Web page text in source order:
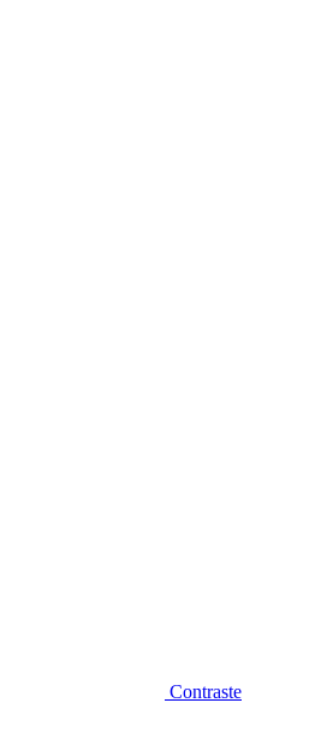
Contraste